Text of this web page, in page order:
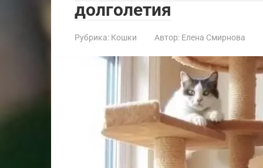
долголетия
Рубрика: Кошки Автор: Елена Смирнова